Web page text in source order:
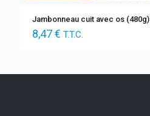
Jambonneau cuit avec os (480g)
8,47€ T.T.C.